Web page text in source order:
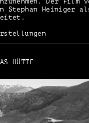
Stephan Heiniger
HÜTTE